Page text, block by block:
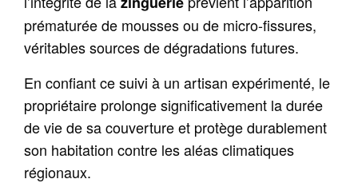
prématurée de mousses ou de micro-fissures,
véritables sources de dégradations futures.
En confiant ce suivi à un artisan expérimenté, le
propriétaire prolonge significativement la durée
de vie de sa couverture et protège durablement
son habitation contre les aléas climatiques
régionaux.